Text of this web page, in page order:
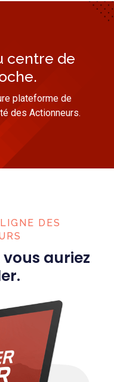
centre de
plateforme de
des Actionneurs.
DES
auriez